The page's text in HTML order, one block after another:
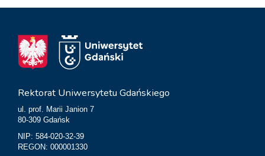
Rektorat Uniwersytetu Gdańskiego
ul. prof. Marii Janion 7
80-309 Gdańsk
NIP: 584-020-32-39
REGON: 000001330